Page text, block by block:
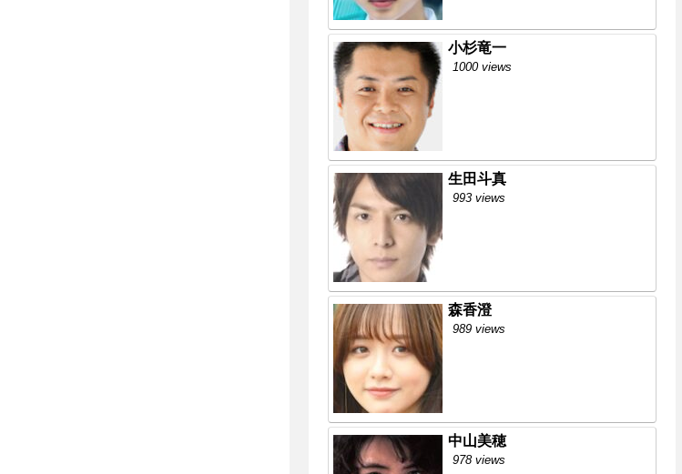
小杉竜一
1000 views
生田斗真
993 views
森香澄
989 views
中山美穂
978 views